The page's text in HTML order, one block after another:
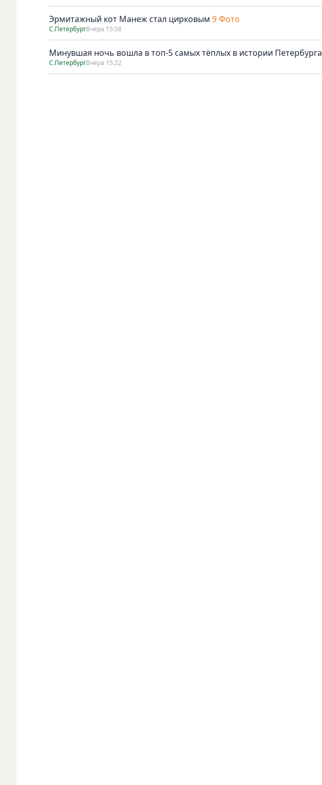
Эрмитажный кот Манеж стал цирковым 9 Фото
С.ПетербургВчера 15:58
Минувшая ночь вошла в топ-5 самых тёплых в истории Петербурга
С.ПетербургВчера 15:22